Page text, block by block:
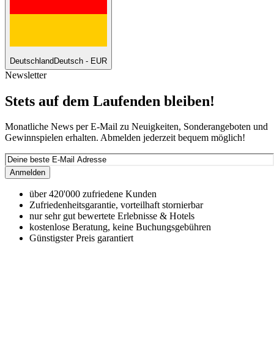
DeutschlandDeutsch - EUR
Newsletter
Stets auf dem Laufenden bleiben!
Monatliche News per E-Mail zu Neuigkeiten, Sonderangeboten und
Gewinnspielen erhalten. Abmelden jederzeit bequem möglich!
Anmelden
über 420'000 zufriedene Kunden
Zufriedenheitsgarantie, vorteilhaft stornierbar
nur sehr gut bewertete Erlebnisse & Hotels
kostenlose Beratung, keine Buchungsgebühren
Günstigster Preis garantiert